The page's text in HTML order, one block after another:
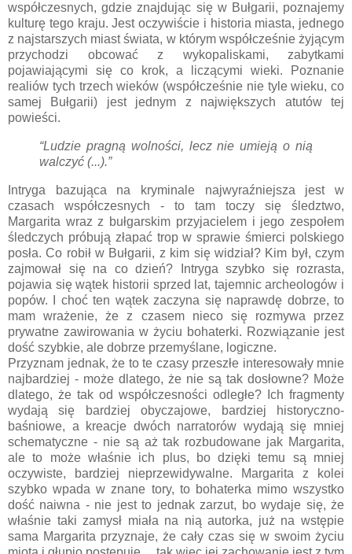
współczesnych, gdzie znajdując się w Bułgarii, poznajemy
kulturę tego kraju. Jest oczywiście i historia miasta, jednego
z najstarszych miast świata, w którym współcześnie żyjącym
przychodzi obcować z wykopaliskami, zabytkami
pojawiającymi się co krok, a liczącymi wieki. Poznanie
realiów tych trzech wieków (współcześnie nie tyle wieku, co
samej Bułgarii) jest jednym z największych atutów tej
powieści.
“Ludzie pragną wolności, lecz nie umieją o nią
walczyć (...).”
Intryga bazująca na kryminale najwyraźniejsza jest w
czasach współczesnych - to tam toczy się śledztwo,
Margarita wraz z bułgarskim przyjacielem i jego zespołem
śledczych próbują złapać trop w sprawie śmierci polskiego
posła. Co robił w Bułgarii, z kim się widział? Kim był, czym
zajmował się na co dzień? Intryga szybko się rozrasta,
pojawia się wątek historii sprzed lat, tajemnic archeologów i
popów. I choć ten wątek zaczyna się naprawdę dobrze, to
mam wrażenie, że z czasem nieco się rozmywa przez
prywatne zawirowania w życiu bohaterki. Rozwiązanie jest
dość szybkie, ale dobrze przemyślane, logiczne.
Przyznam jednak, że to te czasy przeszłe interesowały mnie
najbardziej - może dlatego, że nie są tak dosłowne? Może
dlatego, że tak od współczesności odległe? Ich fragmenty
wydają się bardziej obyczajowe, bardziej historyczno-
baśniowe, a kreacje dwóch narratorów wydają się mniej
schematyczne - nie są aż tak rozbudowane jak Margarita,
ale to może właśnie ich plus, bo dzięki temu są mniej
oczywiste, bardziej nieprzewidywalne. Margarita z kolei
szybko wpada w znane tory, to bohaterka mimo wszystko
dość naiwna - nie jest to jednak zarzut, bo wydaje się, że
właśnie taki zamysł miała na nią autorka, już na wstępie
sama Margarita przyznaje, że cały czas się w swoim życiu